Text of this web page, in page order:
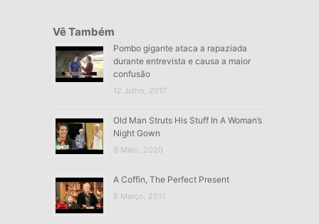
Vê Também
Pombo gigante ataca a rapaziada
durante entrevista e causa a maior
confusão
12 Julho, 2017
Old Man Struts His Stuff In A Woman’s
Night Gown
9 Maio, 2020
A Coffin, The Perfect Present
8 Março, 2011